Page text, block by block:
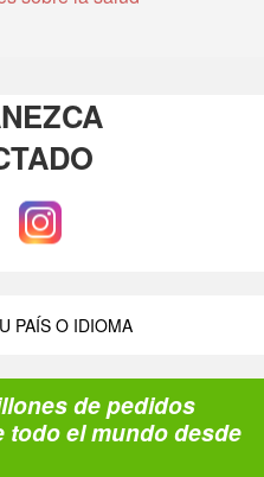
PAÍS O IDIOMA
de pedidos
todo el mundo desde